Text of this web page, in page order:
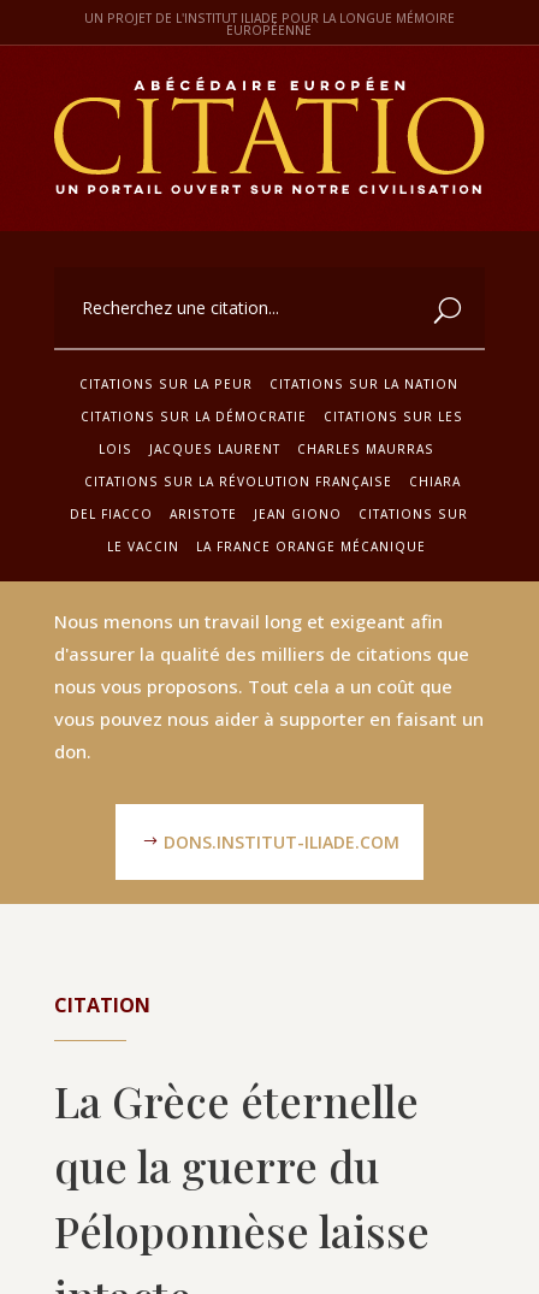
UN PROJET DE L'INSTITUT ILIADE POUR LA LONGUE MÉMOIRE
EUROPÉENNE
CITATIONS SUR LA PEUR
CITATIONS SUR LA NATION
CITATIONS SUR LA DÉMOCRATIE
CITATIONS SUR LES
LOIS
JACQUES LAURENT
CHARLES MAURRAS
CITATIONS SUR LA RÉVOLUTION FRANÇAISE
CHIARA
DEL FIACCO
ARISTOTE JEAN GIONO
CITATIONS SUR
LE VACCIN
LA FRANCE ORANGE MÉCANIQUE
Nous menons un travail long et exigeant afin
d'assurer la qualité des milliers de citations que
nous vous proposons. Tout cela a un coût que
vous pouvez nous aider à supporter en faisant un
don.
DONS.INSTITUT-ILIADE.COM
CITATION
La Grèce éternelle
que la guerre du
Péloponnèse laisse